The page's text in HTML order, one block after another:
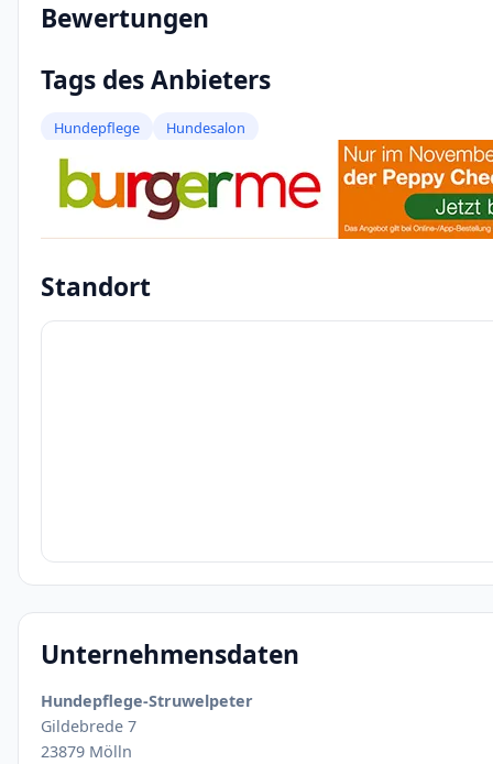
Bewertungen
Tags des Anbieters
Hundepflege Hundesalon
Standort
Unternehmensdaten
Hundepflege-Struwelpeter
Gildebrede 7
23879 Mölln